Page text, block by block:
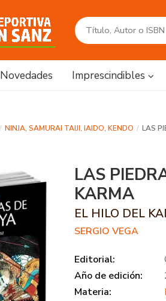
Novedades Imprescindibles
NINJA, SAMURAI TAIJI, IAIDO, KENDO LAS
LAS
KARMA
EL HILO DEL
SERGIO VEGA
Editorial:
Año de edición:
Materia: